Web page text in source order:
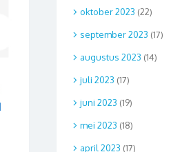
oktober 2023 (22)
september 2023 (17)
augustus 2023 (14)
juli 2023 (17)
juni 2023 (19)
mei 2023 (18)
april 2023 (17)